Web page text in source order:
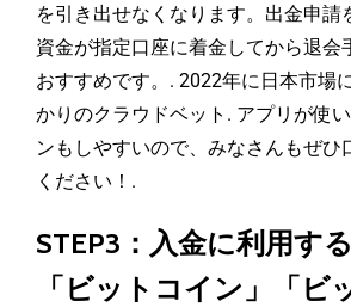
を引き出せなくなります。出金申請
資金が指定口座に着金してから退会
おすすめです。. 2022年に日本市場
かりのクラウドベット. アプリが使
ンもしやすいので、みなさんもぜひ
ください！.
STEP3：入金に利用す
「ビットコイン」「ビ